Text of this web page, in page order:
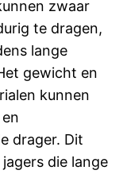
zwaar
te dragen,
lange
gewicht en
kunnen
drager. Dit
die lange